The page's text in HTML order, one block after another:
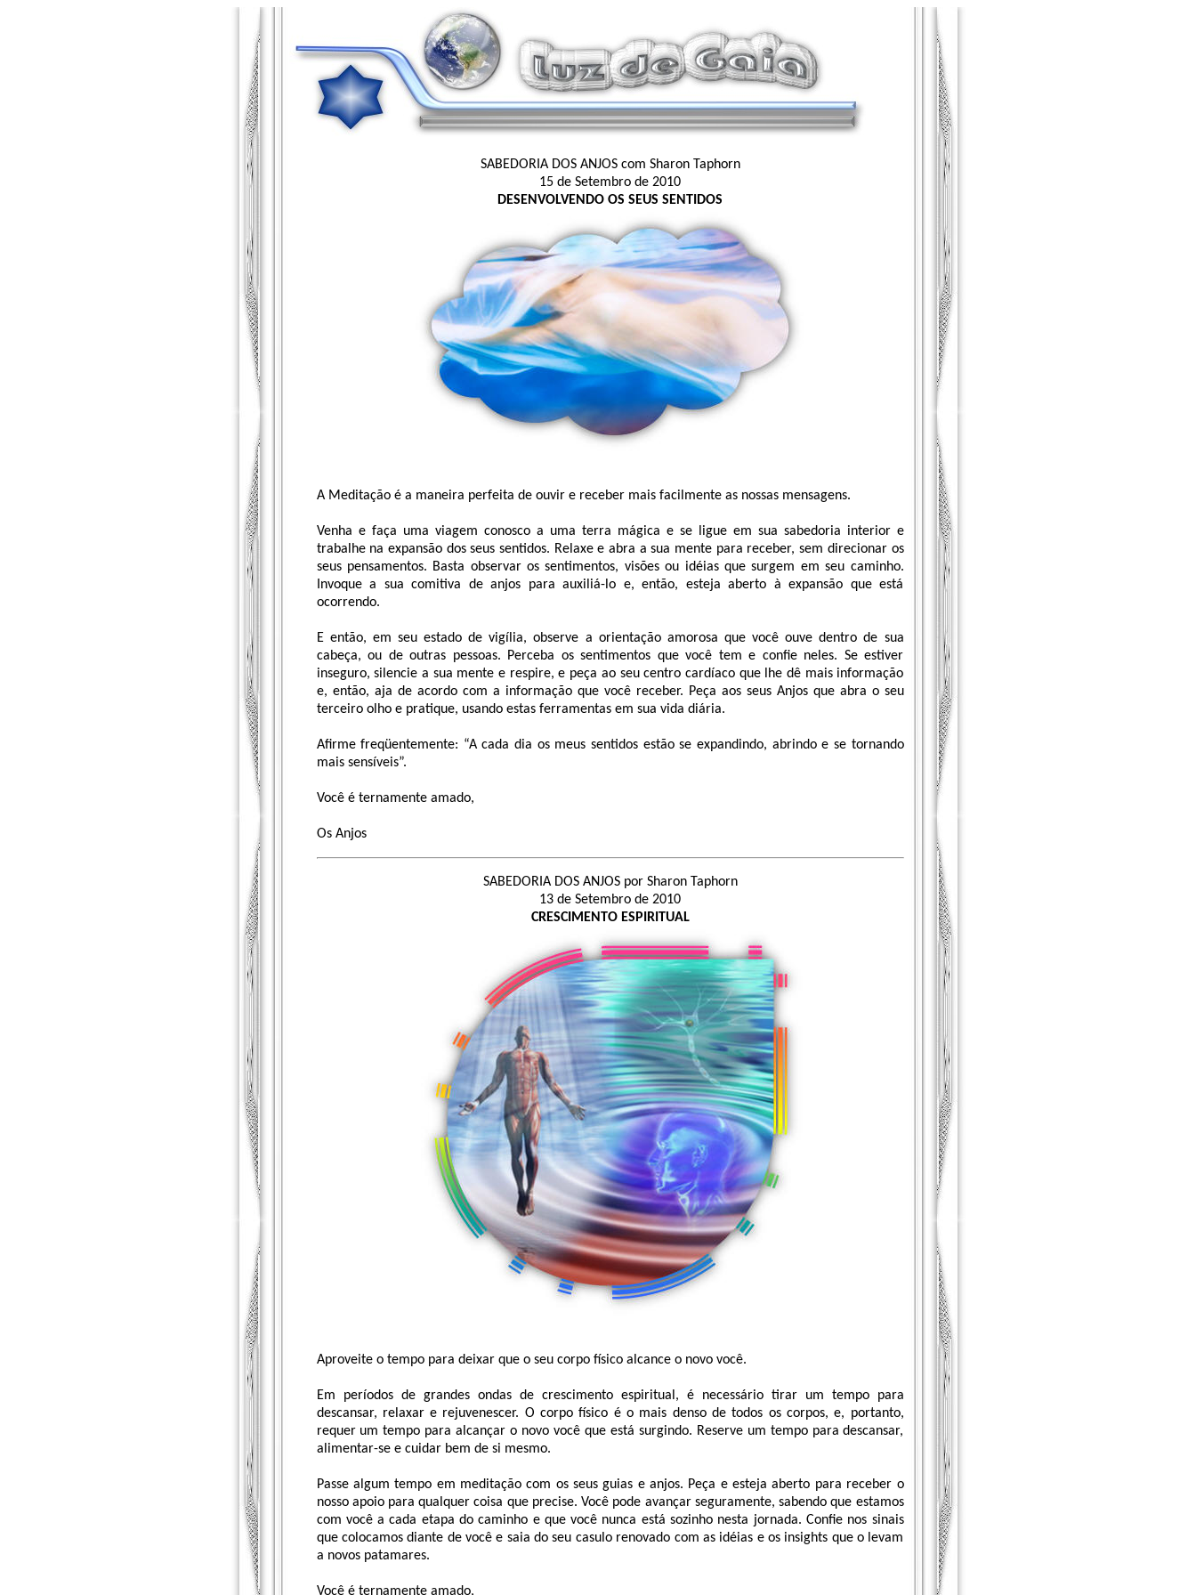
SABEDORIA DOS ANJOS com Sharon Taphorn
15 de Setembro de 2010
DESENVOLVENDO OS SEUS SENTIDOS
A Meditação é a maneira perfeita de ouvir e receber mais facilmente as nossas mensagens.
Venha e faça uma viagem conosco a uma terra mágica e se ligue em sua sabedoria interior e
trabalhe na expansão dos seus sentidos. Relaxe e abra a sua mente para receber, sem direcionar os
seus pensamentos. Basta observar os sentimentos, visões ou idéias que surgem em seu caminho.
Invoque a sua comitiva de anjos para auxiliá-lo e, então, esteja aberto à expansão que está
ocorrendo.
E então, em seu estado de vigília, observe a orientação amorosa que você ouve dentro de sua
cabeça, ou de outras pessoas. Perceba os sentimentos que você tem e confie neles. Se estiver
inseguro, silencie a sua mente e respire, e peça ao seu centro cardíaco que lhe dê mais informação
e, então, aja de acordo com a informação que você receber. Peça aos seus Anjos que abra o seu
terceiro olho e pratique, usando estas ferramentas em sua vida diária.
Afirme freqüentemente: “A cada dia os meus sentidos estão se expandindo, abrindo e se tornando
mais sensíveis”.
Você é ternamente amado,
Os Anjos
SABEDORIA DOS ANJOS por Sharon Taphorn
13 de Setembro de 2010
CRESCIMENTO ESPIRITUAL
Aproveite o tempo para deixar que o seu corpo físico alcance o novo você.
Em períodos de grandes ondas de crescimento espiritual, é necessário tirar um tempo para
descansar, relaxar e rejuvenescer. O corpo físico é o mais denso de todos os corpos, e, portanto,
requer um tempo para alcançar o novo você que está surgindo. Reserve um tempo para descansar,
alimentar-se e cuidar bem de si mesmo.
Passe algum tempo em meditação com os seus guias e anjos. Peça e esteja aberto para receber o
nosso apoio para qualquer coisa que precise. Você pode avançar seguramente, sabendo que estamos
com você a cada etapa do caminho e que você nunca está sozinho nesta jornada. Confie nos sinais
que colocamos diante de você e saia do seu casulo renovado com as idéias e os insights que o levam
a novos patamares.
Você é ternamente amado,